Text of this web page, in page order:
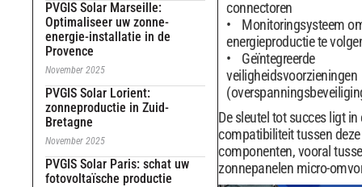
PVGIS Solar Marseille:
Optimaliseer uw zonne-
energie-installatie in de
Provence
November 2025
PVGIS Solar Lorient:
zonneproductie in Zuid-
Bretagne
November 2025
PVGIS Solar Paris: schat uw
fotovoltaïsche productie
connectoren
Monitoringsysteem
energieproductie te
Geïntegreerde
veiligheidsvoorzieningen
De sleutel tot succes ligt in
compatibiliteit tussen deze
componenten, vooral
zonnepanelen micro-